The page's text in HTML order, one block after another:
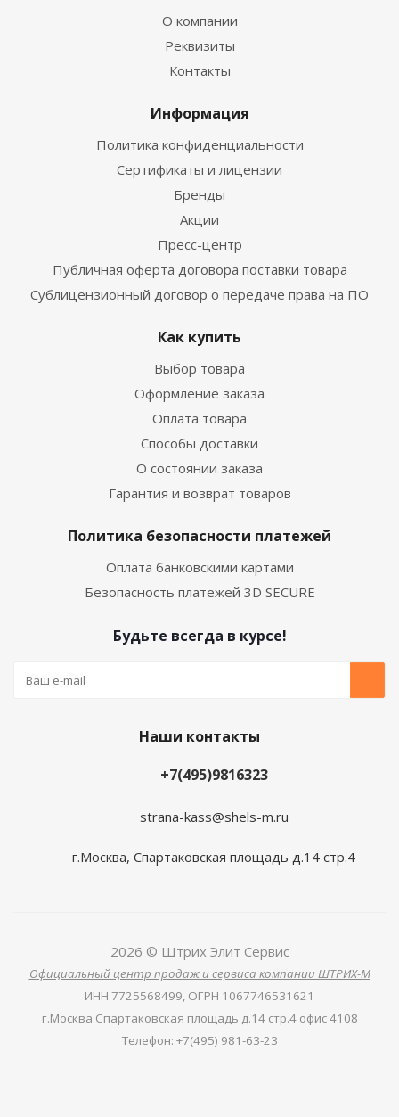
О компании
Реквизиты
Контакты
Информация
Политика конфиденциальности
Сертификаты и лицензии
Бренды
Акции
Пресс-центр
Публичная оферта договора поставки товара
Сублицензионный договор о передаче права на ПО
Как купить
Выбор товара
Оформление заказа
Оплата товара
Способы доставки
О состоянии заказа
Гарантия и возврат товаров
Политика безопасности платежей
Оплата банковскими картами
Безопасность платежей 3D SECURE
Будьте всегда в курсе!
Наши контакты
+7(495)9816323
strana-kass@shels-m.ru
г.Москва, Спартаковская площадь д.14 стр.4
2026 © Штрих Элит Сервис
Официальный центр продаж и сервиса компании ШТРИХ-М
ИНН 7725568499, ОГРН 1067746531621
г.Москва Спартаковская площадь д.14 стр.4 офис 4108
Телефон: +7(495) 981-63-23